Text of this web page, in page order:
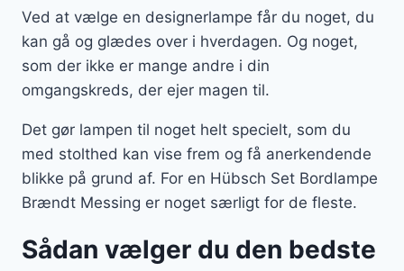
Ved at vælge en designerlampe får du noget, du
kan gå og glædes over i hverdagen. Og noget,
som der ikke er mange andre i din
omgangskreds, der ejer magen til.
Det gør lampen til noget helt specielt, som du
med stolthed kan vise frem og få anerkendende
blikke på grund af. For en Hübsch Set Bordlampe
Brændt Messing er noget særligt for de fleste.
Sådan vælger du den bedste